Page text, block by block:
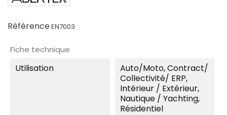
RéférenceEN7003
Fiche technique
Utilisation
Auto/moto, Contract/
Collectivité/ ERP,
Intérieur / Extérieur,
Nautique / Yachting,
Résidentiel